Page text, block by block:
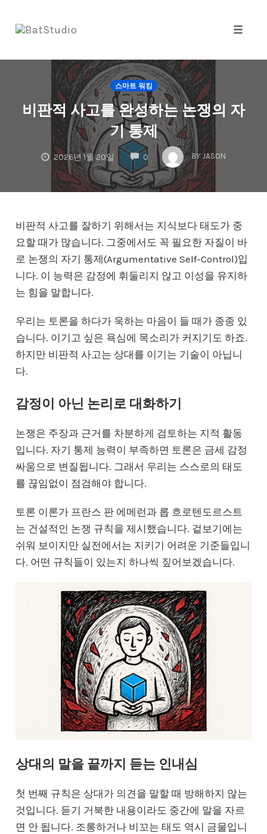
스마트 워킹
비판적 사고를 완성하는 논쟁의 자
기 통제
2026년 1월 20일 0
COMMENTS
BY JASON
비판적 사고를 잘하기 위해서는 지식보다 태도가 중
요할 때가 많습니다. 그중에서도 꼭 필요한 자질이 바
로 논쟁의 자기 통제(Argumentative Self-Control)입
니다. 이 능력은 감정에 휘둘리지 않고 이성을 유지하
는 힘을 말합니다.
우리는 토론을 하다가 욱하는 마음이 들 때가 종종 있
습니다. 이기고 싶은 욕심에 목소리가 커지기도 하죠.
하지만 비판적 사고는 상대를 이기는 기술이 아닙니
다.
감정이 아닌 논리로 대화하기
논쟁은 주장과 근거를 차분하게 검토하는 지적 활동
입니다. 자기 통제 능력이 부족하면 토론은 금세 감정
싸움으로 변질됩니다. 그래서 우리는 스스로의 태도
를 끊임없이 점검해야 합니다.
토론 이론가 프란스 판 에메런과 롭 흐로텐도르스트
는 건설적인 논쟁 규칙을 제시했습니다. 겉보기에는
쉬워 보이지만 실전에서는 지키기 어려운 기준들입니
다. 어떤 규칙들이 있는지 하나씩 짚어보겠습니다.
상대의 말을 끝까지 듣는 인내심
첫 번째 규칙은 상대가 의견을 말할 때 방해하지 않는
것입니다. 듣기 거북한 내용이라도 중간에 말을 자르
면 안 됩니다. 조롱하거나 비꼬는 태도 역시 금물입니